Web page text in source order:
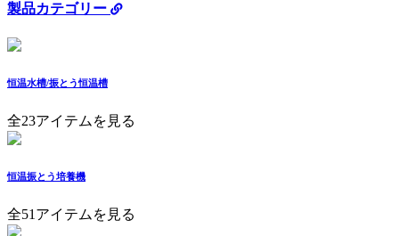
製品カテゴリー
恒温水槽/振とう恒温槽
全23アイテムを見る
恒温振とう培養機
全51アイテムを見る